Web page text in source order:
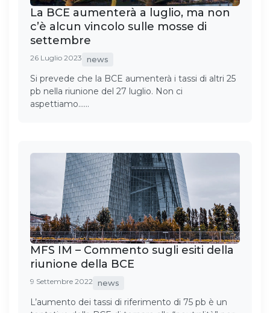
La BCE aumenterà a luglio, ma non
c’è alcun vincolo sulle mosse di
settembre
26 Luglio 2023 news
Si prevede che la BCE aumenterà i tassi di altri 25
pb nella riunione del 27 luglio. Non ci
aspettiamo……
MFS IM – Commento sugli esiti della
riunione della BCE
9 Settembre 2022 news
L’aumento dei tassi di riferimento di 75 pb è un